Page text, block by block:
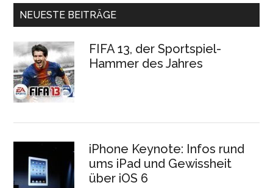
NEUESTE BEITRÄGE
FIFA 13, der Sportspiel-
Hammer des Jahres
iPhone Keynote: Infos rund
ums iPad und Gewissheit
über iOS 6